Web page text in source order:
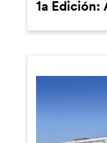
1a Edición: